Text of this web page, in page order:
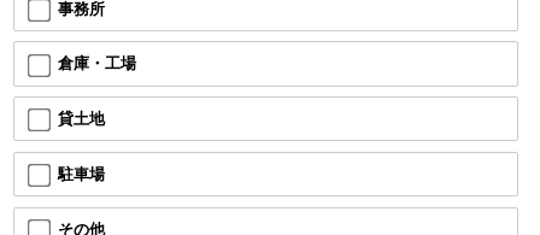
事務所
倉庫・工場
貸土地
駐車場
その他